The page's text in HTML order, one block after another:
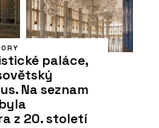
paláce,
Na seznam
z 20. století